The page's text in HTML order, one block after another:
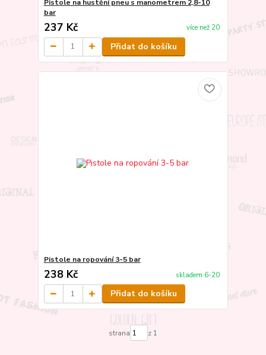
Pistole na hustění pneu s manometrem 2,8-10
bar
237 Kč více než 20
Přidat do košíku
Pistole na ropování 3-5 bar
238 Kč skladem 6-20
Přidat do košíku
strana z 1